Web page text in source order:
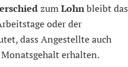
zumLohnbleibt das
oder der
dass Angestellte auch
erhalten.